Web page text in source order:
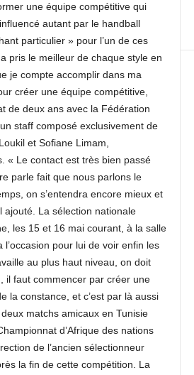
une équipe compétitive qui
autant par le handball
particulier » pour l’un de ces
pris le meilleur de chaque style en
je compte accomplir dans ma
créer une équipe compétitive,
de deux ans avec la Fédération
staff composé exclusivement de
et Sofiane Limam,
« Le contact est très bien passé
parle fait que nous parlons le
on s’entendra encore mieux et
La sélection nationale
les 15 et 16 mai courant, à la salle
pour lui de voir enfin les
au plus haut niveau, on doit
il faut commencer par créer une
la constance, et c’est par là aussi
matchs amicaux en Tunisie
d’Afrique des nations
de l’ancien sélectionneur
la fin de cette compétition. La